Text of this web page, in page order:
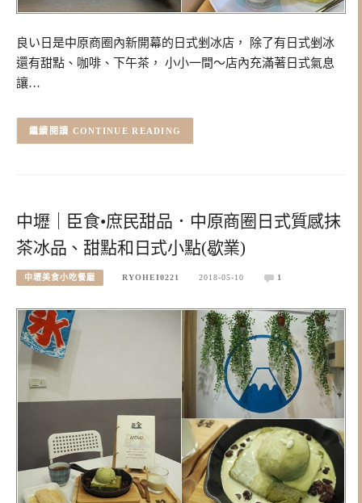
良い日是中原商圈內新開幕的日式剉冰店， 除了有日式剉冰
還有甜點、咖啡、下午茶， 小小一間～店內充滿著日式氣息
讓…
CONTINUE READING
中壢｜臣食•庶民甜品．中原商圈日式質感抹
茶冰品、甜點和日式小點(歇業)
中壢美食小吃餐廳 RYOHEI0221 2018-05-10 1